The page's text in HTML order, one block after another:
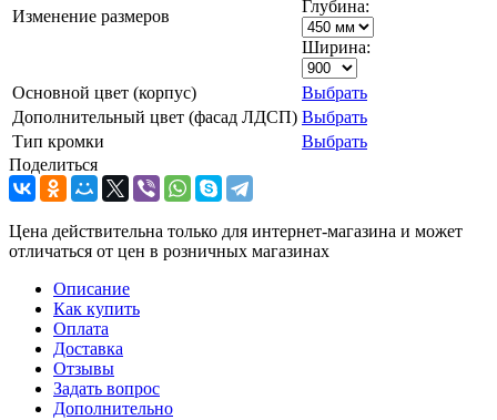
Изменение размеров
Глубина:
Ширина:
Основной цвет (корпус)
Выбрать
Дополнительный цвет (фасад ЛДСП) Выбрать
Тип кромки
Выбрать
Поделиться
Цена действительна только для интернет-магазина и может
отличаться от цен в розничных магазинах
Описание
Как купить
Оплата
Доставка
Отзывы
Задать вопрос
Дополнительно